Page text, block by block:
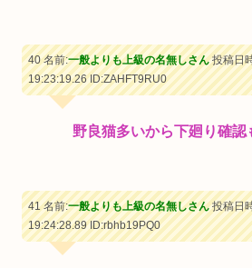
40 名前:一般よりも上級の名無しさん投稿日
19:23:19.26ID:ZAHFT9RU0
野良猫多いから下廻り確認
41 名前:一般よりも上級の名無しさん投稿日
19:24:28.89ID:rbhb19PQ0